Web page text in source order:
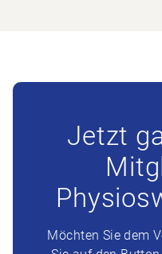
Jetzt
Möchten Sie dem